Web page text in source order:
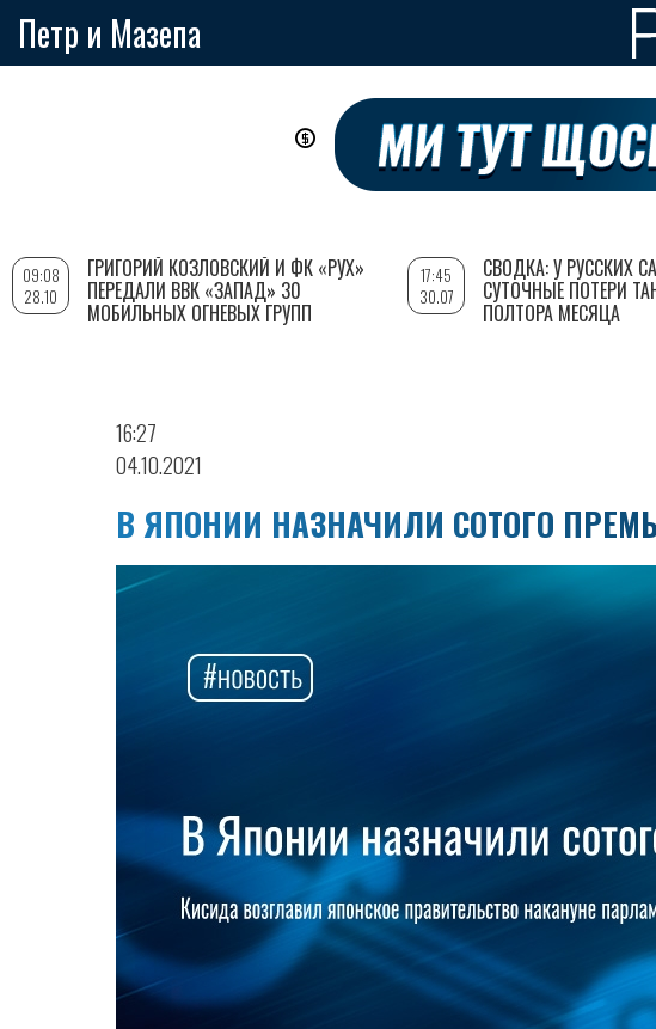
Петр и Мазепа
16:27
04.10.2021
В ЯПОНИИ НАЗНАЧИЛИ СОТОГО
09:08
28.10
ГРИГОРИЙ КОЗЛОВСКИЙ И ФК «РУХ»
ПЕРЕДАЛИ ВВК «ЗАПАД» 30
МОБИЛЬНЫХ ОГНЕВЫХ ГРУПП
17:45
30.07
СВОДКА: У РУССКИХ
СУТОЧНЫЕ ПОТЕРИ
ПОЛТОРА МЕСЯЦА